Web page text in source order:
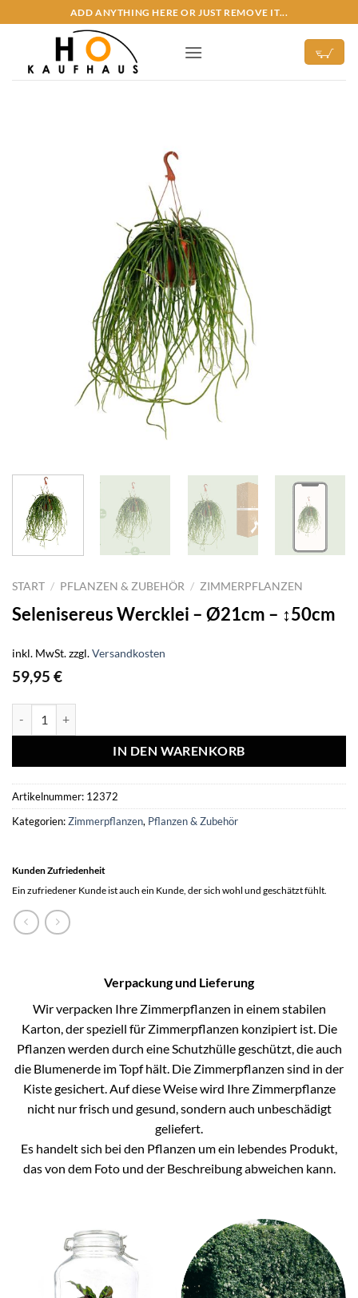
Inhalt
ADD ANYTHING HERE OR JUST REMOVE IT...
START / PFLANZEN & ZUBEHÖR / ZIMMERPFLANZEN
Selenisereus Wercklei – Ø21cm – ↕50cm
inkl. MwSt.zzgl.Versandkosten
59,95 €
IN DEN WARENKORB
Artikelnummer: 12372
Kategorien:Zimmerpflanzen, Pflanzen & Zubehör
Kunden Zufriedenheit
Ein zufriedener Kunde ist auch ein Kunde, der sich wohl und geschätzt fühlt.
Verpackung und Lieferung
Wir verpacken Ihre Zimmerpflanzen in einem stabilen
Karton, der speziell für Zimmerpflanzen konzipiert ist. Die
Pflanzen werden durch eine Schutzhülle geschützt, die auch
die Blumenerde im Topf hält. Die Zimmerpflanzen sind in der
Kiste gesichert. Auf diese Weise wird Ihre Zimmerpflanze
nicht nur frisch und gesund, sondern auch unbeschädigt
geliefert.
Es handelt sich bei den Pflanzen um ein lebendes Produkt,
das von dem Foto und der Beschreibung abweichen kann.